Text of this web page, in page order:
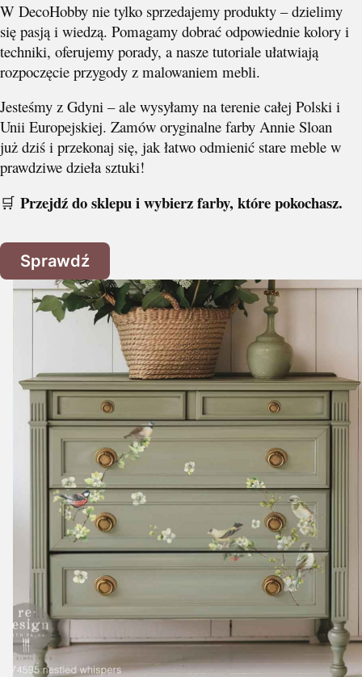
W DecoHobby nie tylko sprzedajemy produkty – dzielimy
się pasją i wiedzą. Pomagamy dobrać odpowiednie kolory i
techniki, oferujemy porady, a nasze tutoriale ułatwiają
rozpoczęcie przygody z malowaniem mebli.
Jesteśmy z Gdyni – ale wysyłamy na terenie całej Polski i
Unii Europejskiej. Zamów oryginalne farby Annie Sloan
już dziś i przekonaj się, jak łatwo odmienić stare meble w
prawdziwe dzieła sztuki!
🛒 Przejdź do sklepu i wybierz farby, które pokochasz.
Sprawdź